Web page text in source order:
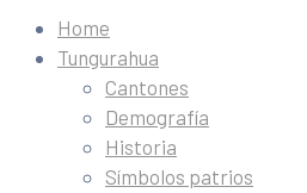
Home
Tungurahua
Cantones
Demografía
Historia
Símbolos patrios